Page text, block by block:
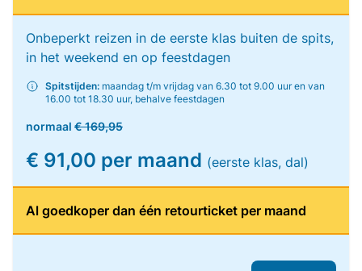
Onbeperkt reizen in de eerste klas buiten de spits,
in het weekend en op feestdagen
Spitstijden: maandag t/m vrijdag van 6.30 tot 9.00 uur en van
16.00 tot 18.30 uur, behalve feestdagen
normaal € 169,95
€ 91,00 per maand (eerste klas, dal)
Al goedkoper dan één retourticket per maand